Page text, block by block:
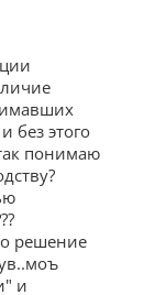
без этого
понимаю
решение
и